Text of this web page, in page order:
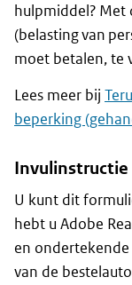
hulpmiddel? Met
(belasting van
moet betalen, te
Lees meer bij
beperking
Invulinstructie
U kunt dit
hebt u Adobe
en
van de